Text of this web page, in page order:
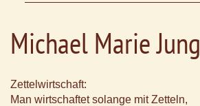
Michael Marie Jung
Zettelwirtschaft:
Man wirtschaftet solange mit Zetteln,